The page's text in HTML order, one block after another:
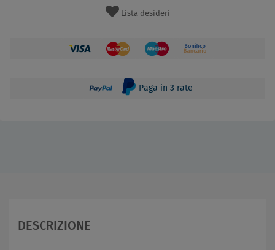
Lista desideri
Paga in 3 rate
DESCRIZIONE